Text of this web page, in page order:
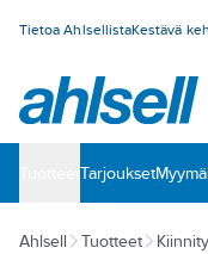
Tietoa AhlsellistaKestävä
‎Tarjoukset
Ahlsell Tuotteet